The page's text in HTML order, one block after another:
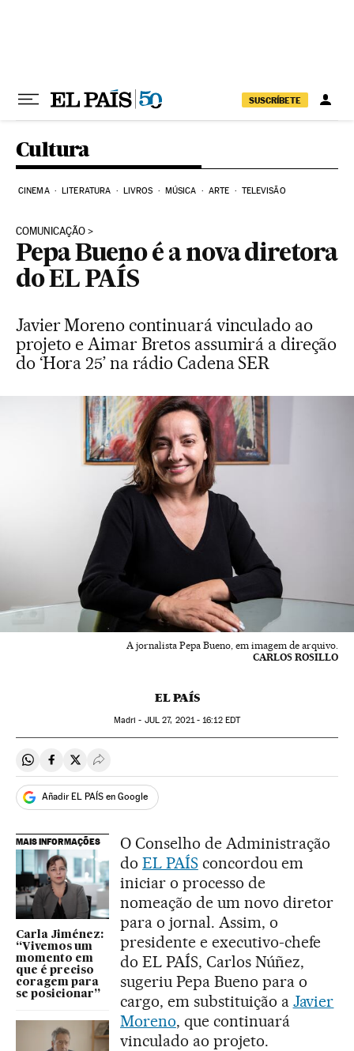
SUSCRÍBETE
Cultura
CINEMA LITERATURA LIVROS MÚSICA ARTE TELEVISÃO
COMUNICAÇÃO
Pepa Bueno é a nova diretora
do EL PAÍS
Javier Moreno continuará vinculado ao
projeto e Aimar Bretos assumirá a direção
do ‘Hora 25’ na rádio Cadena SER
A jornalista Pepa Bueno, em imagem de arquivo.
CARLOS ROSILLO
EL PAÍS
Madri - JUL 27, 2021 - 16:12EDT
Compartir en Whatsapp
Compartir en Facebook
Compartir en Twitter
Desplegar Redes Sociales
Añadir EL PAÍS en Google
MAIS INFORMAÇÕES
Carla Jiménez:
“Vivemos um
momento em
que é preciso
coragem para
se posicionar”
O Conselho de Administração
do EL PAÍS concordou em
iniciar o processo de
nomeação de um novo diretor
para o jornal. Assim, o
presidente e executivo-chefe
do EL PAÍS, Carlos Núñez,
sugeriu Pepa Bueno para o
cargo, em substituição a Javier
Moreno, que continuará
vinculado ao projeto.